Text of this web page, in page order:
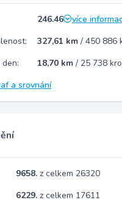
246.46
více
327,61 km / 450 886
18,70 km / 25 738
a srovnání
9658. z celkem 26320
6229. z celkem 17611